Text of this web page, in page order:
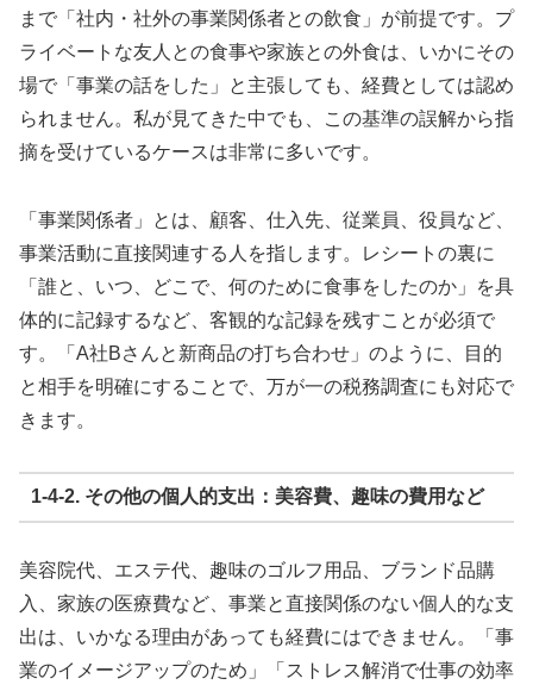
まで「社内・社外の事業関係者との飲食」が前提です。プ
ライベートな友人との食事や家族との外食は、いかにその
場で「事業の話をした」と主張しても、経費としては認め
られません。私が見てきた中でも、この基準の誤解から指
摘を受けているケースは非常に多いです。
「事業関係者」とは、顧客、仕入先、従業員、役員など、
事業活動に直接関連する人を指します。レシートの裏に
「誰と、いつ、どこで、何のために食事をしたのか」を具
体的に記録するなど、客観的な記録を残すことが必須で
す。「A社Bさんと新商品の打ち合わせ」のように、目的
と相手を明確にすることで、万が一の税務調査にも対応で
きます。
1-4-2. その他の個人的支出：美容費、趣味の費用など
美容院代、エステ代、趣味のゴルフ用品、ブランド品購
入、家族の医療費など、事業と直接関係のない個人的な支
出は、いかなる理由があっても経費にはできません。「事
業のイメージアップのため」「ストレス解消で仕事の効率